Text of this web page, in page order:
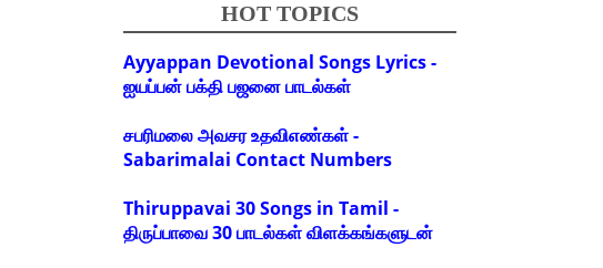
HOT TOPICS
Ayyappan Devotional Songs Lyrics -
ஐயப்பன் பக்தி பஜனை பாடல்கள்
சபரிமலை அவசர உதவிஎண்கள் -
Sabarimalai Contact Numbers
Thiruppavai 30 Songs in Tamil -
திருப்பாவை 30 பாடல்கள் விளக்கங்களுடன்